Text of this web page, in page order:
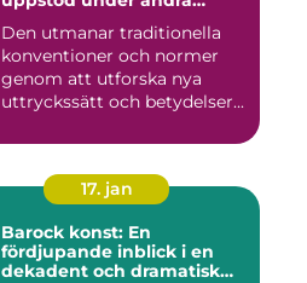
fortsätter att påverka
samtida konstvärlden
Den utmanar traditionella
konventioner och normer
genom att utforska nya
uttryckssätt och betydelser...
17. jan
Barock konst: En
fördjupande inblick i en
dekadent och dramatisk